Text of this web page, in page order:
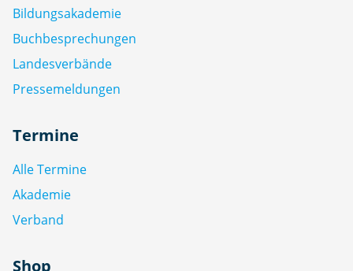
Bildungsakademie
Buchbesprechungen
Landesverbände
Pressemeldungen
Termine
Alle Termine
Akademie
Verband
Shop